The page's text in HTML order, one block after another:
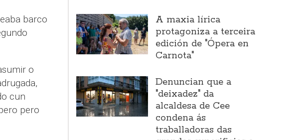
barco
o
cun
pero
A maxia lírica
protagoniza a terceira
edición de "Ópera en
Carnota"
Denuncian que a
"deixadez" da
alcaldesa de Cee
condena ás
traballadoras das